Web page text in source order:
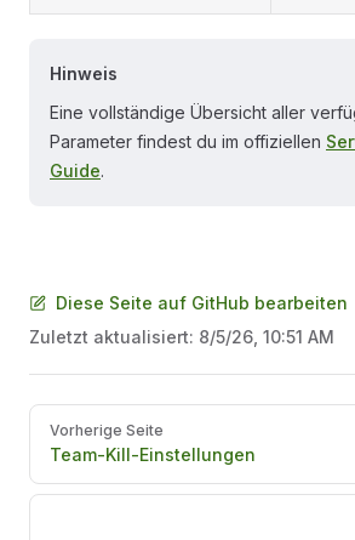
Hinweis
Eine vollständige Übersicht aller
Parameter findest du im offiziellen
Guide.
Diese Seite auf GitHub bearbeiten
Zuletzt aktualisiert: 8/5/26, 10:51 AM
Pager
Vorherige Seite
Team-Kill-Einstellungen